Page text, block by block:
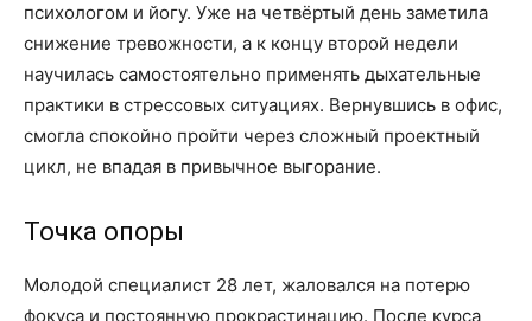
психологом и йогу. Уже на четвёртый день заметила
снижение тревожности, а к концу второй недели
научилась самостоятельно применять дыхательные
практики в стрессовых ситуациях. Вернувшись в офис,
смогла спокойно пройти через сложный проектный
цикл, не впадая в привычное выгорание.
Точка опоры
Молодой специалист 28 лет, жаловался на потерю
фокуса и постоянную прокрастинацию. После курса